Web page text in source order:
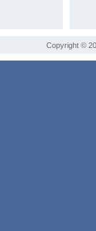
Copyright ©